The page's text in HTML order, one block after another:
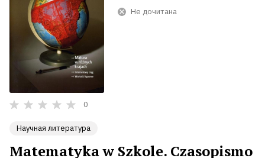
Не дочитана
0
Научная литература
Matematyka w Szkole. Czasopismo